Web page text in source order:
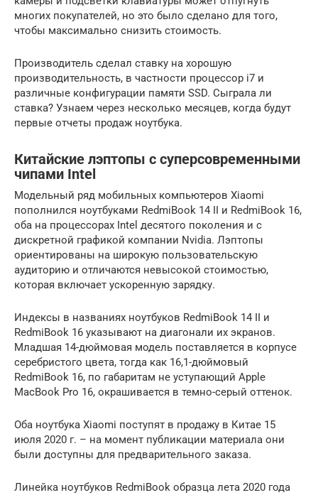
многих покупателей, но это было сделано для того,
чтобы максимально снизить стоимость.
Производитель сделал ставку на хорошую
производительность, в частности процессор i7 и
различные конфигурации памяти SSD. Сыграла ли
ставка? Узнаем через несколько месяцев, когда будут
первые отчеты продаж ноутбука.
Китайские лэптопы с суперсовременными
чипами Intel
Модельный ряд мобильных компьютеров Xiaomi
пополнился ноутбуками RedmiBook 14 II и RedmiBook 16,
оба на процессорах Intel десятого поколения и с
дискретной графикой компании Nvidia. Лэптопы
ориентированы на широкую пользовательскую
аудиторию и отличаются невысокой стоимостью,
которая включает ускоренную зарядку.
Индексы в названиях ноутбуков RedmiBook 14 II и
RedmiBook 16 указывают на диагонали их экранов.
Младшая 14-дюймовая модель поставляется в корпусе
серебристого цвета, тогда как 16,1-дюймовый
RedmiBook 16, по габаритам не уступающий Apple
MacBook Pro 16, окрашивается в темно-серый оттенок.
Оба ноутбука Xiaomi поступят в продажу в Китае 15
июля 2020 г. – на момент публикации материала они
были доступны для предварительного заказа.
Линейка ноутбуков RedmiBook образца лета 2020 года